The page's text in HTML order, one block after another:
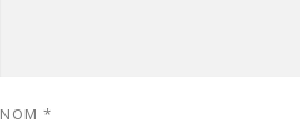
NOM *